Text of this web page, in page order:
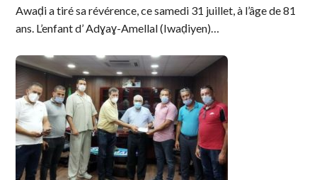
Awaḍi a tiré sa révérence, ce samedi 31 juillet, à l’âge de 81
ans. L’enfant d’ Adɣaɣ-Amellal (Iwaḍiyen)…